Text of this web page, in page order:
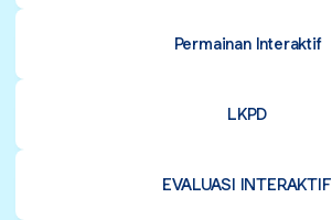
Permainan Interaktif
LKPD
EVALUASI INTERAKTIF